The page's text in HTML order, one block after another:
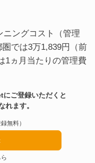
ングコスト（管理
では3万1,839円（前
1ヵ月当たりの管理費
ご登録いただくと
れます。
無料）